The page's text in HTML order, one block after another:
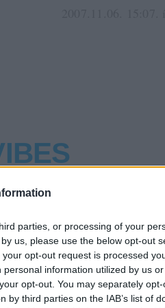
parties, or processing of your
us, please use the below opt-out
opt-out request is processed
information utilized by us
opt-out. You may separately
third parties on the IAB’s list of
szkriptekkel az a baj,
Ettől függetlenül a
szkriptcsomag nekem
itt van ez a Gmailbe
hogy ős…